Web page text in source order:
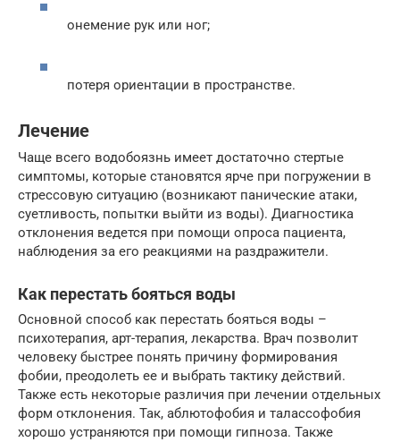
онемение рук или ног;
потеря ориентации в пространстве.
Лечение
Чаще всего водобоязнь имеет достаточно стертые
симптомы, которые становятся ярче при погружении в
стрессовую ситуацию (возникают панические атаки,
суетливость, попытки выйти из воды). Диагностика
отклонения ведется при помощи опроса пациента,
наблюдения за его реакциями на раздражители.
Как перестать бояться воды
Основной способ как перестать бояться воды –
психотерапия, арт-терапия, лекарства. Врач позволит
человеку быстрее понять причину формирования
фобии, преодолеть ее и выбрать тактику действий.
Также есть некоторые различия при лечении отдельных
форм отклонения. Так, аблютофобия и талассофобия
хорошо устраняются при помощи гипноза. Также